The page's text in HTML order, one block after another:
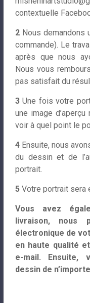
contextuelle
2Nous demandons
commande). Le
après que nous
Nous vous
pas satisfait du
3Une fois votre
une image
voir à quel point le
4Ensuite, nous
du dessin et de
portrait.
5Votre portrait sera
Vous avez
livraison, nous
électronique de
en haute qualité
e-mail. Ensuite,
dessin de